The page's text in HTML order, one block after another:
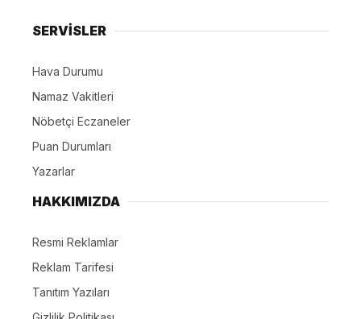
SERVİSLER
Hava Durumu
Namaz Vakitleri
Nöbetçi Eczaneler
Puan Durumları
Yazarlar
HAKKIMIZDA
Resmi Reklamlar
Reklam Tarifesi
Tanıtım Yazıları